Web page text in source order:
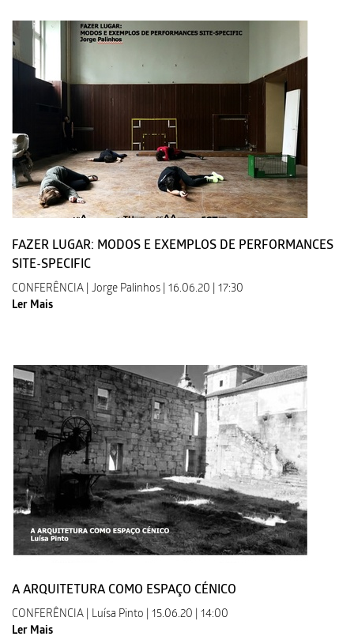
FAZER LUGAR: MODOS E EXEMPLOS DE PERFORMANCES
SITE-SPECIFIC
CONFERÊNCIA | Jorge Palinhos | 16.06.20 | 17:30
Ler Mais
A ARQUITETURA COMO ESPAÇO CÉNICO
CONFERÊNCIA | Luísa Pinto | 15.06.20 | 14:00
Ler Mais